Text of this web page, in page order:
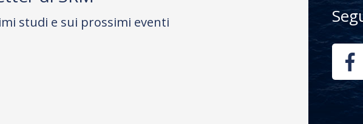
studi e sui prossimi eventi